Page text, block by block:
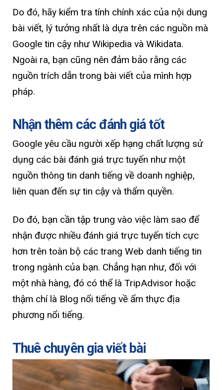
Do đó, hãy kiểm tra tính chính xác của nội dung
bài viết, lý tưởng nhất là dựa trên các nguồn mà
Google tin cậy như Wikipedia và Wikidata.
Ngoài ra, bạn cũng nên đảm bảo rằng các
nguồn trích dẫn trong bài viết của mình hợp
pháp.
Nhận thêm các đánh giá tốt
Google yêu cầu người xếp hạng chất lượng sử
dụng các bài đánh giá trực tuyến như một
nguồn thông tin danh tiếng về doanh nghiệp,
liên quan đến sự tin cậy và thẩm quyền.
Do đó, bạn cần tập trung vào việc làm sao để
nhận được nhiều đánh giá trực tuyến tích cực
hơn trên toàn bộ các trang Web danh tiếng tin
trong ngành của bạn. Chẳng hạn như, đối với
một nhà hàng, đó có thể là TripAdvisor hoặc
thậm chí là Blog nổi tiếng về ẩm thực địa
phương nổi tiếng.
Thuê chuyên gia viết bài